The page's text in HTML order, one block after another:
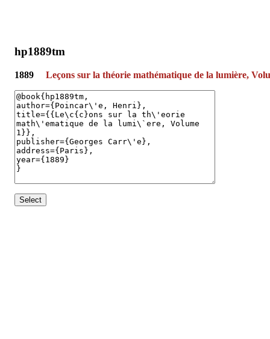
hp1889tm
1889 Leçons sur la théorie mathématique de la lumière,
Select